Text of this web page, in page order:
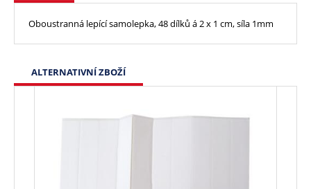
Oboustranná lepící samolepka, 48 dílků á 2 x 1 cm, síla 1mm
ALTERNATIVNÍ ZBOŽÍ